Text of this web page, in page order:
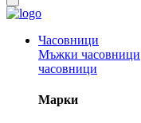
Часовници
Мъжки часовници
часовници
Марки